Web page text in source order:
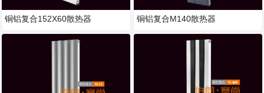
铜铝复合152X60散热器 铜铝复合M140散热器